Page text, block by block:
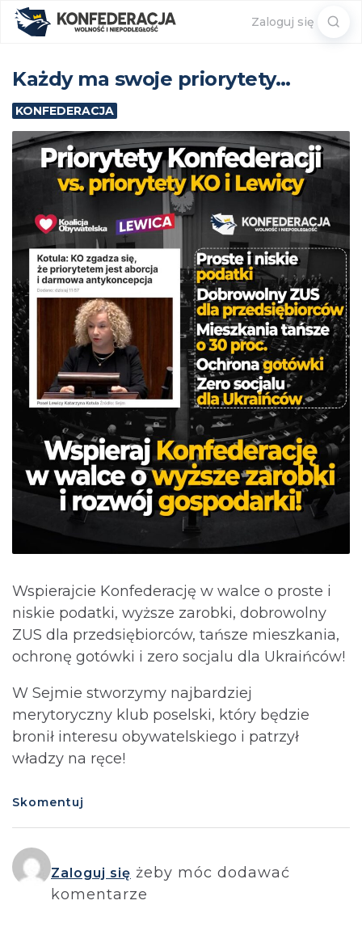
Zaloguj się
Każdy ma swoje priorytety…
KONFEDERACJA
Wspierajcie Konfederację w walce o proste i
niskie podatki, wyższe zarobki, dobrowolny
ZUS dla przedsiębiorców, tańsze mieszkania,
ochronę gotówki i zero socjalu dla Ukraińców!
W Sejmie stworzymy najbardziej
merytoryczny klub poselski, który będzie
bronił interesu obywatelskiego i patrzył
władzy na ręce!
Skomentuj
Zaloguj się żeby móc dodawać
komentarze